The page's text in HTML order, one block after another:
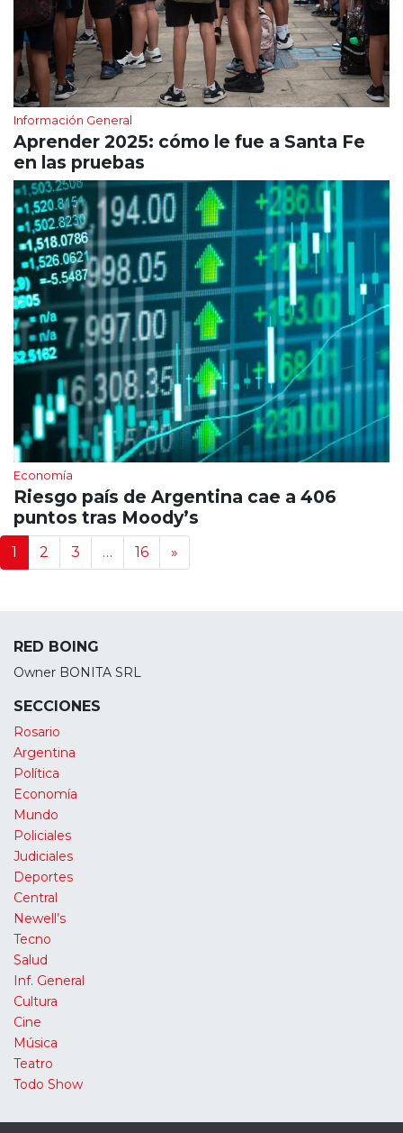
Información General
Aprender 2025: cómo le fue a Santa Fe
en las pruebas
Economía
Riesgo país de Argentina cae a 406
puntos tras Moody’s
Navegación de noticias
1 2 3 … 16 »
RED BOING
Owner BONITA SRL
SECCIONES
Rosario
Argentina
Política
Economía
Mundo
Policiales
Judiciales
Deportes
Central
Newell’s
Tecno
Salud
Inf. General
Cultura
Cine
Música
Teatro
Todo Show